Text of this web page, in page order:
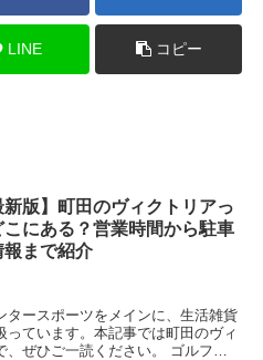
LINE コピー
新版】町田のヴィクトリアっ
こにある？営業時間から駐車
報まで紹介
タースポーツをメインに、生活雑貨
ています。本記事では町田のヴィ
ご一読ください。 ゴルフ・